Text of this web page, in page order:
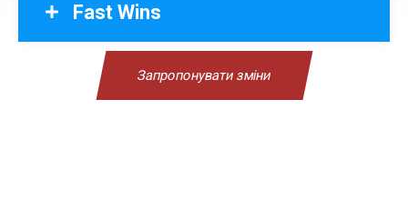
Fast Wins
Запропонувати зміни